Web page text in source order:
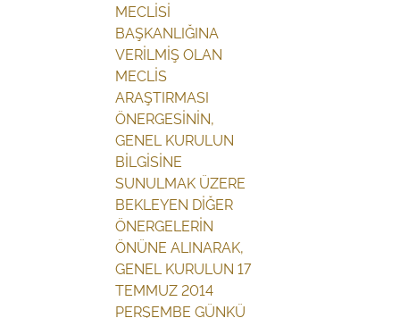
MECLİSİ
BAŞKANLIĞINA
VERİLMİŞ OLAN
MECLİS
ARAŞTIRMASI
ÖNERGESİNİN,
GENEL KURULUN
BİLGİSİNE
SUNULMAK ÜZERE
BEKLEYEN DİĞER
ÖNERGELERİN
ÖNÜNE ALINARAK,
GENEL KURULUN 17
TEMMUZ 2014
PERŞEMBE GÜNKÜ